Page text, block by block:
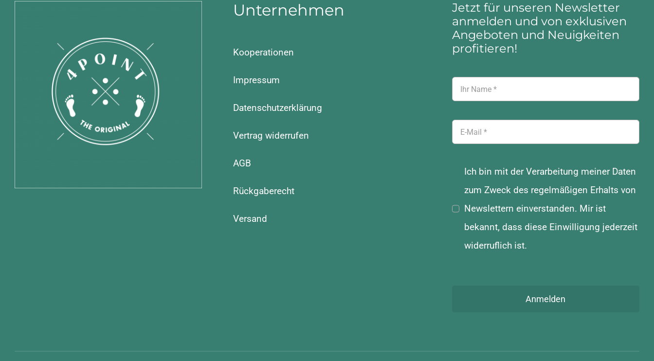
Unternehmen
Kooperationen
Impressum
Datenschutzerklärung
Vertrag widerrufen
AGB
Rückgaberecht
Versand
Jetzt für unseren Newsletter
anmelden und von exklusiven
Angeboten und Neuigkeiten
profitieren!
Ich bin mit der Verarbeitung meiner Daten
zum Zweck des regelmäßigen Erhalts von
Newslettern einverstanden. Mir ist
bekannt, dass diese Einwilligung jederzeit
widerruflich ist.
Anmelden